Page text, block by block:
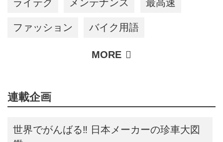
ライテク メンテナンス 最高速
ファッション バイク用語
連載企画
世界でがんばる‼ 日本メーカーの珍車大図